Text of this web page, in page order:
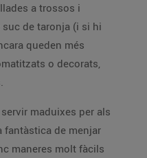
a trossos i
de taronja (i si hi
queden més
o decorats,
maduixes per als
fantàstica de menjar
maneres molt fàcils